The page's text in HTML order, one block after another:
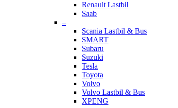
Renault Lastbil
Saab
–
Scania Lastbil & Bus
SMART
Subaru
Suzuki
Tesla
Toyota
Volvo
Volvo Lastbil & Bus
XPENG